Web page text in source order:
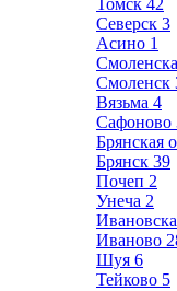
Томск 42
Северск 3
Асино 1
Смоленск
Вязьма 4
Сафоново
Брянская
Брянск 39
Почеп 2
Унеча 2
Иваново
Шуя 6
Тейково 5